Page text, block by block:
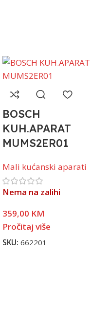
BOSCH
KUH.APARAT
MUMS2ER01
Mali kućanski aparati
Nema na zalihi
359,00 KM
Pročitaj više
SKU: 662201